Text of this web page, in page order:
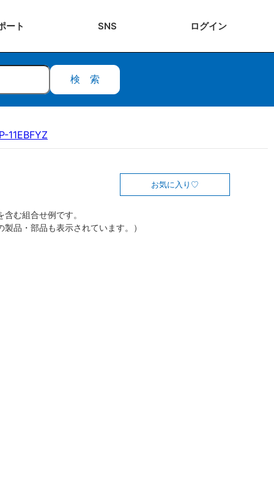
ート SNS ログイン
検索
11EBFYZ
お気に入り
む組合せ例です。
製品・部品も表示されています。）